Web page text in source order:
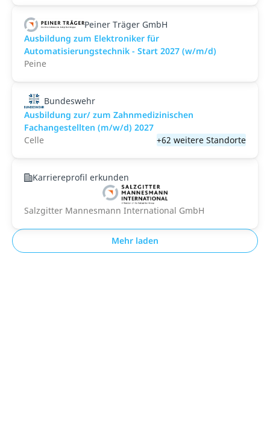
Peiner Träger GmbH
Ausbildung zum Elektroniker für
Automatisierungstechnik - Start 2027 (w/m/d)
Peine
Bundeswehr
Ausbildung zur/ zum Zahnmedizinischen
Fachangestellten (m/w/d) 2027
Celle
+62 weitere Standorte
Karriereprofil erkunden
Salzgitter Mannesmann International GmbH
Mehr laden